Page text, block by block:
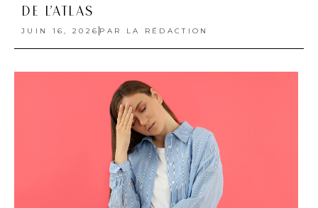
DE L’ATLAS
JUIN 16, 2026 PAR LA RÉDACTION